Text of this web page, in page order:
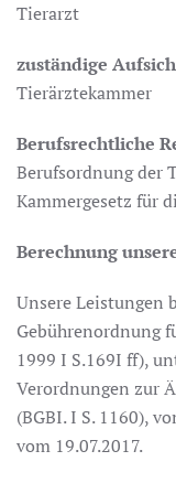
Tierarzt
zuständige
Tierärztekammer
Berufsrechtliche
Berufsordnung der
Kammergesetz für
Berechnung
Unsere Leistungen
Gebührenordnung
1999 I S.169I ff),
Verordnungen zur
(BGBI. I S. 1160),
vom 19.07.2017.